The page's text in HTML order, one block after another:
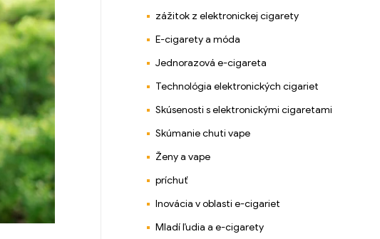
zážitok z elektronickej cigarety
E-cigarety a móda
Jednorazová e-cigareta
Technológia elektronických cigariet
Skúsenosti s elektronickými cigaretami
Skúmanie chuti vape
Ženy a vape
príchuť
Inovácia v oblasti e-cigariet
Mladí ľudia a e-cigarety